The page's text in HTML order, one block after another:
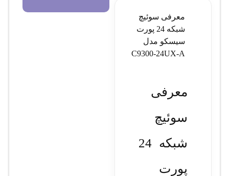
معرفی سوئیچ
شبکه 24 پورت
سیسکو مدل
C9300-24UX-A
معرفی
سوئیچ
شبکه 24
پورت